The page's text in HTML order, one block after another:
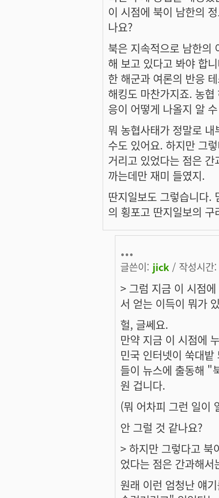
이 시점에 북이 남한의
나요?
북은 지속적으로 남한의
해 보고 있다고 봐야 합
한 해군과 여론의 반응
해킹도 마찬가지죠. 농
응이 어떻게 나올지 알
뭐 농협사태가 정말로
수도 있어요. 하지만 그
거리고 있었다는 점은
까는데만 재미 들였지.
딴지일보도 그렇습니다.
의 횡포고 딴지일보의
...
글쓴이: jick / 작성시
> 그럼 지금 이 시점
서 얻는 이득이 뭐가
헐, 글쎄요.
만약 지금 이 시점에
민국 인터넷이 쑥대
들이 뉴스에 출동해 "
원 겁니다.
(뭐 어차피 그런 일이
안 그럴 것 같나요?
> 하지만 그렇다고 북
었다는 점은 간과해
원래 이런 엄청난 얘